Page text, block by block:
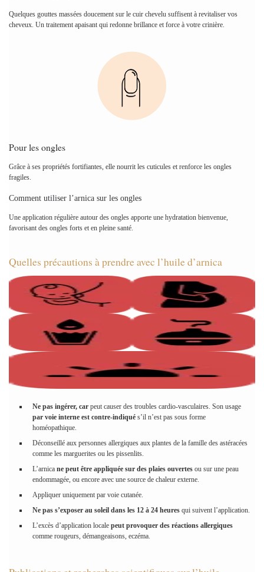
Quelques gouttes massées doucement sur le cuir chevelu suffisent à revitaliser vos
cheveux. Un traitement apaisant qui redonne brillance et force à votre crinière.
Pour les ongles
Grâce à ses propriétés fortifiantes, elle nourrit les cuticules et renforce les ongles
fragiles.
Comment utiliser l’arnica sur les ongles
Une application régulière autour des ongles apporte une hydratation bienvenue,
favorisant des ongles forts et en pleine santé.
Quelles précautions à prendre avec l’huile d’arnica
Ne pas ingérer, car peut causer des troubles cardio-vasculaires. Son usage
par voie interne est contre-indiqué s’il n’est pas sous forme
homéopathique.
Déconseillé aux personnes allergiques aux plantes de la famille des astéracées
comme les marguerites ou les pissenlits.
L’arnica ne peut être appliquée sur des plaies ouvertes ou sur une peau
endommagée, ou encore avec une source de chaleur externe.
Appliquer uniquement par voie cutanée.
Ne pas s’exposer au soleil dans les 12 à 24 heures qui suivent l’application.
L’excès d’application locale peut provoquer des réactions allergiques
comme rougeurs, démangeaisons, eczéma.